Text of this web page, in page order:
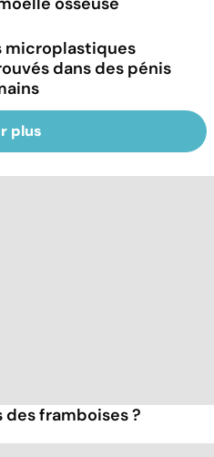
microplastiques
dans des pénis
plus
framboises ?